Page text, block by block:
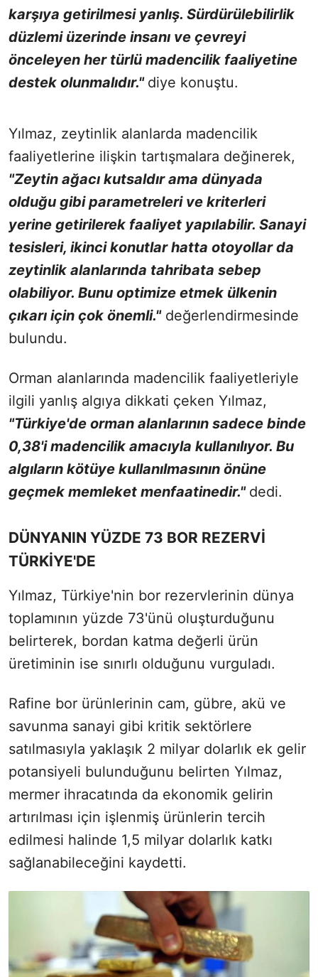
karşıya getirilmesi yanlış. Sürdürülebilirlik
düzlemi üzerinde insanı ve çevreyi
önceleyen her türlü madencilik faaliyetine
destek olunmalıdır." diye konuştu.
Yılmaz, zeytinlik alanlarda madencilik
faaliyetlerine ilişkin tartışmalara değinerek,
"Zeytin ağacı kutsaldır ama dünyada
olduğu gibi parametreleri ve kriterleri
yerine getirilerek faaliyet yapılabilir. Sanayi
tesisleri, ikinci konutlar hatta otoyollar da
zeytinlik alanlarında tahribata sebep
olabiliyor. Bunu optimize etmek ülkenin
çıkarı için çok önemli."değerlendirmesinde
bulundu.
Orman alanlarında madencilik faaliyetleriyle
ilgili yanlış algıya dikkati çeken Yılmaz,
"Türkiye'de orman alanlarının sadece binde
0,38'i madencilik amacıyla kullanılıyor. Bu
algıların kötüye kullanılmasının önüne
geçmek memleket menfaatinedir." dedi.
DÜNYANIN YÜZDE 73 BOR REZERVİ
TÜRKİYE'DE
Yılmaz, Türkiye'nin bor rezervlerinin dünya
toplamının yüzde 73'ünü oluşturduğunu
belirterek, bordan katma değerli ürün
üretiminin ise sınırlı olduğunu vurguladı.
Rafine bor ürünlerinin cam, gübre, akü ve
savunma sanayi gibi kritik sektörlere
satılmasıyla yaklaşık 2 milyar dolarlık ek gelir
potansiyeli bulunduğunu belirten Yılmaz,
mermer ihracatında da ekonomik gelirin
artırılması için işlenmiş ürünlerin tercih
edilmesi halinde 1,5 milyar dolarlık katkı
sağlanabileceğini kaydetti.